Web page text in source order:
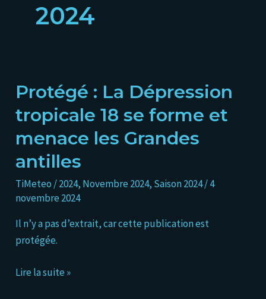
2024
Protégé : La Dépression
tropicale 18 se forme et
menace les Grandes
antilles
TiMeteo /2024, Novembre 2024, Saison 2024/4
novembre 2024
Il n’y a pas d’extrait, car cette publication est
protégée.
Protégé :
Dépression
tropicale
se
forme
et
menace
les
antilles
Lire la suite »